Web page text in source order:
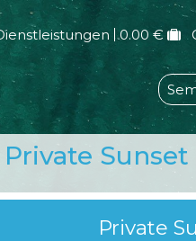
0.00 €
Sunset
Private